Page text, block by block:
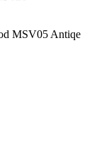
MSV05 Antiqe